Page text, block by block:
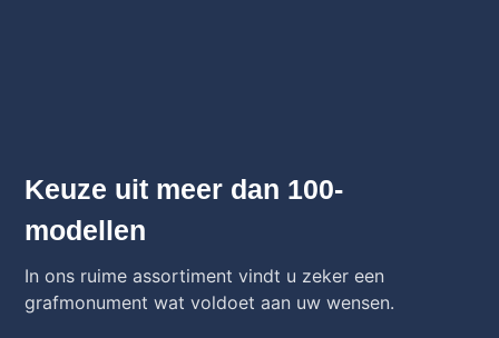
Keuze uit meer dan 100-
modellen
In ons ruime assortiment vindt u zeker een
grafmonument wat voldoet aan uw wensen.